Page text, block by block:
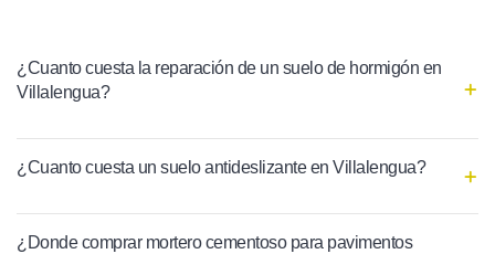
¿Cuanto cuesta la reparación de un suelo de hormigón en
Villalengua?
¿Cuanto cuesta un suelo antideslizante en Villalengua?
¿Donde comprar mortero cementoso para pavimentos